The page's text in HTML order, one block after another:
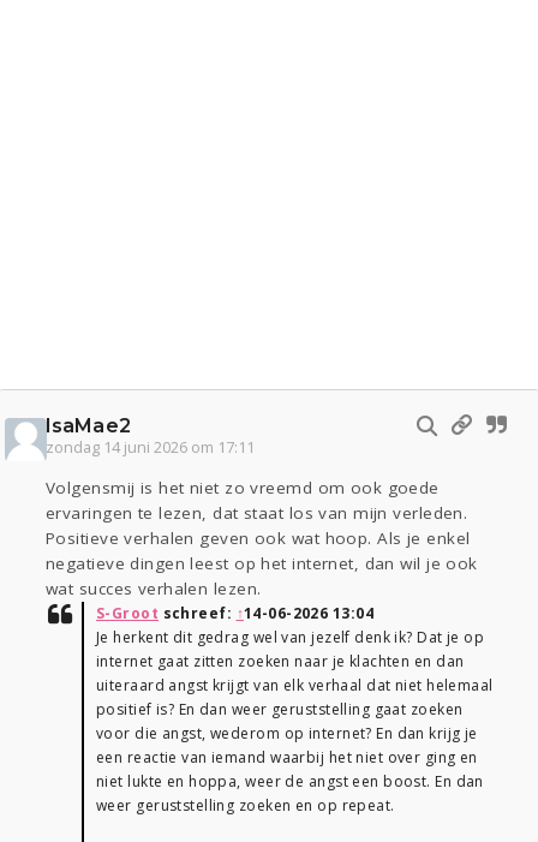
IsaMae2
zondag 14 juni 2026 om 17:11
Volgensmij is het niet zo vreemd om ook goede
ervaringen te lezen, dat staat los van mijn verleden.
Positieve verhalen geven ook wat hoop. Als je enkel
negatieve dingen leest op het internet, dan wil je ook
wat succes verhalen lezen.
S-Groot schreef: ↑14-06-2026 13:04
Je herkent dit gedrag wel van jezelf denk ik? Dat je op
internet gaat zitten zoeken naar je klachten en dan
uiteraard angst krijgt van elk verhaal dat niet helemaal
positief is? En dan weer geruststelling gaat zoeken
voor die angst, wederom op internet? En dan krijg je
een reactie van iemand waarbij het niet over ging en
niet lukte en hoppa, weer de angst een boost. En dan
weer geruststelling zoeken en op repeat.